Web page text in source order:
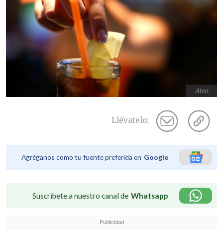
Aton
Llévatelo:
Agréganos como tu fuente preferida en Google
Suscríbete a nuestro canal de Whatsapp